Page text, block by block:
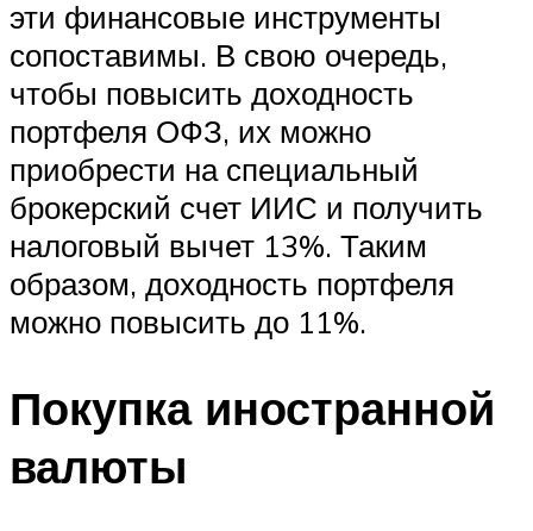
эти финансовые инструменты
сопоставимы. В свою очередь,
чтобы повысить доходность
портфеля ОФЗ, их можно
приобрести на специальный
брокерский счет ИИС и получить
налоговый вычет 13%. Таким
образом, доходность портфеля
можно повысить до 11%.
Покупка иностранной
валюты